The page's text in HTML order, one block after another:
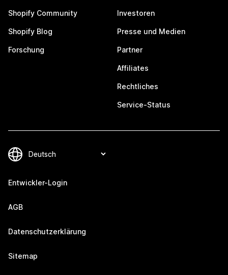
Shopify Community
Shopify Blog
Forschung
Investoren
Presse und Medien
Partner
Affiliates
Rechtliches
Service-Status
Entwickler-Login
AGB
Datenschutzerklärung
Sitemap